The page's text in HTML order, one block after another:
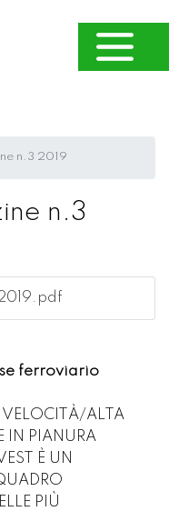
n.3 2019
n.3
ferroviario
VELOCITÀ/ALTA
IN PIANURA
È UN
PIÙ